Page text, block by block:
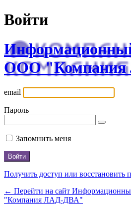
Войти
ООО
email
Пароль
Запомнить меня
Получить доступ или восстановить
← Перейти на сайт
"Компания ЛАД-ДВА"